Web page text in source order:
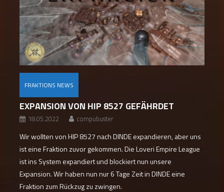
FRAKTIONS NEWS
EXPANSION VON HIP 8527 GEFÄHRDET
18.05.2022 compubuster
Wir wollten von HIP 8527 nach DINDE expandieren, aber uns
ist eine Fraktion zuvor gekommen. Die Loveri Empire League
ist ins System expandiert und blockiert nun unsere
Expansion. Wir haben nun nur 6 Tage Zeit in DINDE eine
Fraktion zum Rückzug zu zwingen.